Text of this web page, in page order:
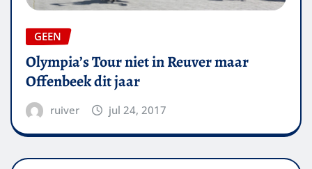
GEEN
Olympia’s Tour niet in Reuver maar
Offenbeek dit jaar
ruiver jul 24, 2017